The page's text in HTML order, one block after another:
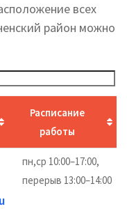
всех
район можно
Расписание
работы
пн,ср 10:00–17:00,
перерыв 13:00–14:00